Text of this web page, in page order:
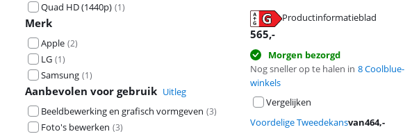
Quad HD (1440p) (1)
Merk
Apple (2)
LG (1)
Samsung (1)
Aanbevolen voor gebruik Uitleg
Beeldbewerking en grafisch vormgeven (3)
Foto's bewerken (3)
Productinformatieblad
opent in nieuw tabblad
565,-
Morgen bezorgd
Nog sneller op te halen in 8 Coolblue-
winkels
Vergelijken
Voordelige Tweedekansvan464,-
opent in nieuw tabblad